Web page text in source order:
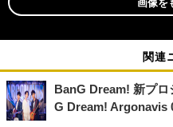
関連
BanG Dream! 新プ
G Dream! Argonavis